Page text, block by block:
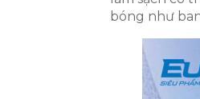
bóng như